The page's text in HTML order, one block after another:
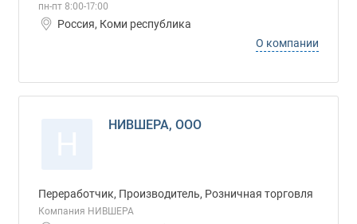
пн-пт 8:00-17:00
Россия, Коми республика
О компании
НИВШЕРА, ООО
Переработчик, Производитель, Розничная торговля
Компания НИВШЕРА